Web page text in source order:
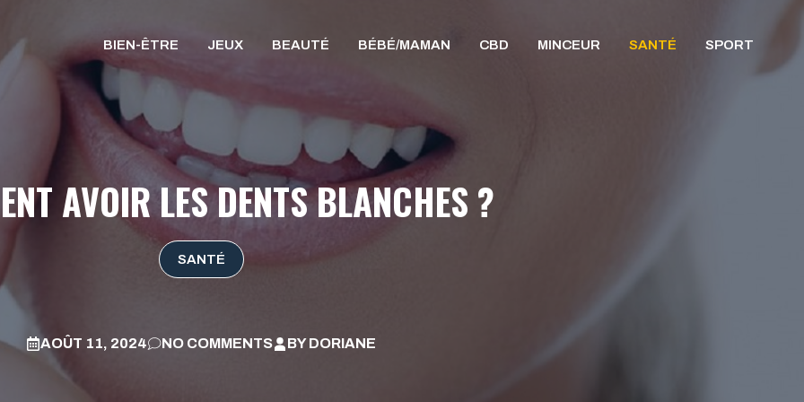
BIEN-ÊTRE JEUX BEAUTÉ BÉBÉ/MAMAN CBD MINCEUR SANTÉ SPORT
AVOIR LES DENTS BLANCHES ?
SANTÉ
AOÛT 11, 2024 NO COMMENTS BYDORIANE